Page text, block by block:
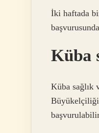
İki haftada
Küba
Küba sağlık